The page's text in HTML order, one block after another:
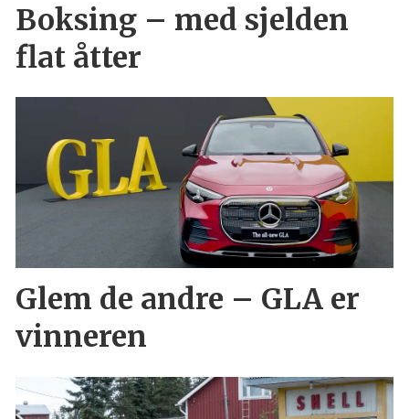
Boksing – med sjelden
flat åtter
Glem de andre – GLA er
vinneren